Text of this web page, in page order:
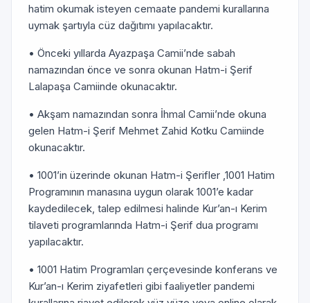
hatim okumak isteyen cemaate pandemi kurallarına
uymak şartıyla cüz dağıtımı yapılacaktır.
• Önceki yıllarda Ayazpaşa Camii’nde sabah
namazından önce ve sonra okunan Hatm-i Şerif
Lalapaşa Camiinde okunacaktır.
• Akşam namazından sonra İhmal Camii’nde okuna
gelen Hatm-i Şerif Mehmet Zahid Kotku Camiinde
okunacaktır.
• 1001’in üzerinde okunan Hatm-i Şerifler ,1001 Hatim
Programının manasına uygun olarak 1001’e kadar
kaydedilecek, talep edilmesi halinde Kur’an-ı Kerim
tilaveti programlarında Hatm-i Şerif dua programı
yapılacaktır.
• 1001 Hatim Programları çerçevesinde konferans ve
Kur’an-ı Kerim ziyafetleri gibi faaliyetler pandemi